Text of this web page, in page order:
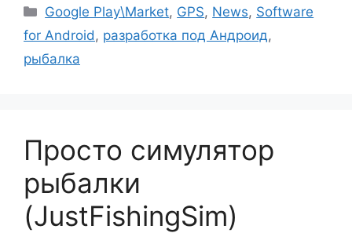
Рубрики
Google Play\Market, GPS, News, Software
for Android, разработка под Андроид,
рыбалка
Просто симулятор
рыбалки
(JustFishingSim)